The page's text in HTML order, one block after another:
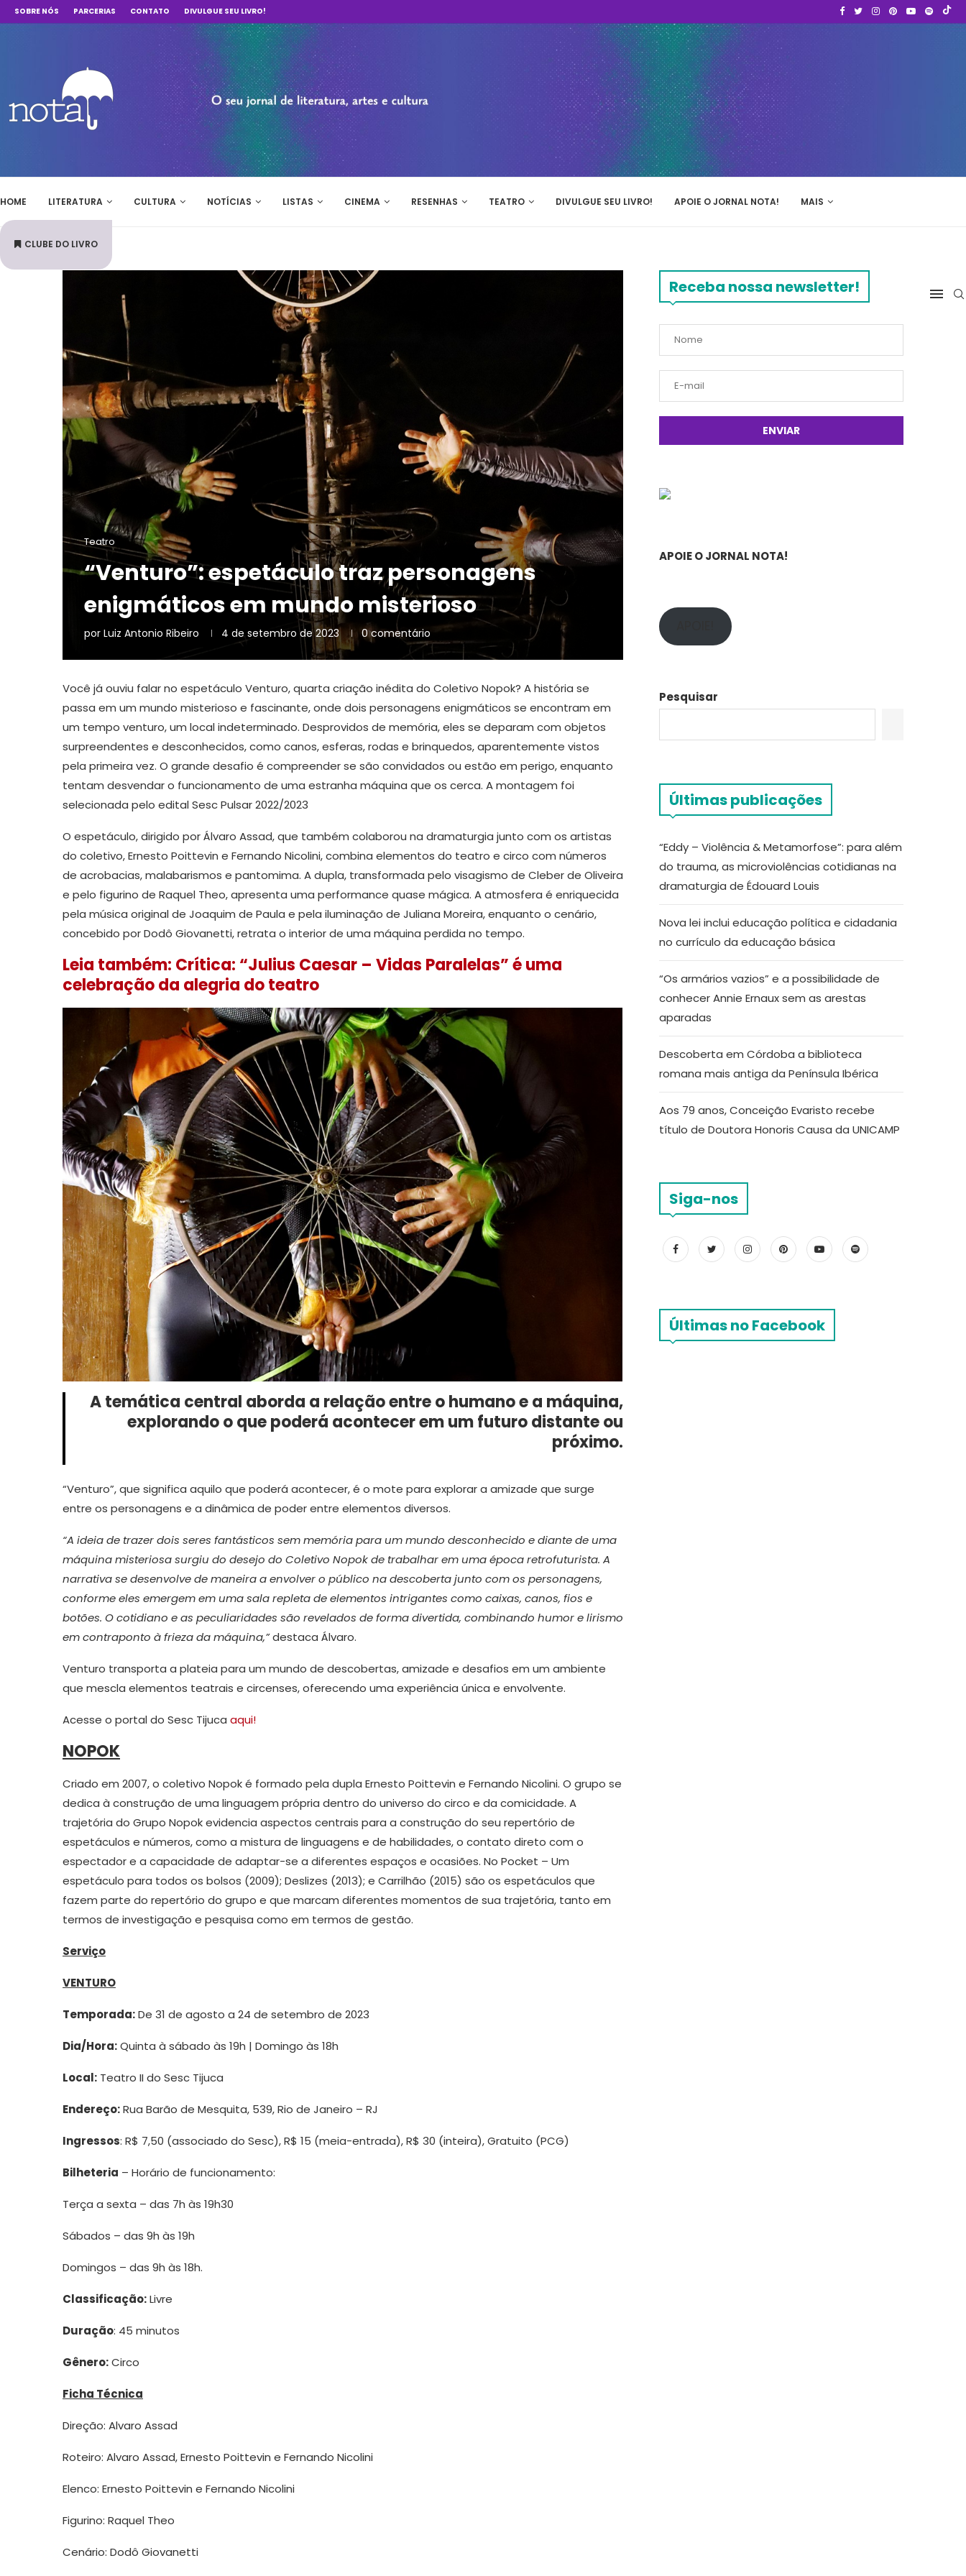
SOBRE NÓS PARCERIAS CONTATO DIVULGUE SEU LIVRO!
HOME LITERATURA CULTURA NOTÍCIAS LISTAS CINEMA RESENHAS TEATRO DIVULGUE SEU LIVRO! APOIE O JORNAL NOTA! MAIS
CLUBE DO LIVRO
Teatro
“Venturo”: espetáculo traz personagens
enigmáticos em mundo misterioso
por Luiz Antonio Ribeiro 4 de setembro de 2023 0 comentário
Você já ouviu falar no espetáculo Venturo, quarta criação inédita do Coletivo Nopok? A história se
passa em um mundo misterioso e fascinante, onde dois personagens enigmáticos se encontram em
um tempo venturo, um local indeterminado. Desprovidos de memória, eles se deparam com objetos
surpreendentes e desconhecidos, como canos, esferas, rodas e brinquedos, aparentemente vistos
pela primeira vez. O grande desafio é compreender se são convidados ou estão em perigo, enquanto
tentam desvendar o funcionamento de uma estranha máquina que os cerca. A montagem foi
selecionada pelo edital Sesc Pulsar 2022/2023
O espetáculo, dirigido por Álvaro Assad, que também colaborou na dramaturgia junto com os artistas
do coletivo, Ernesto Poittevin e Fernando Nicolini, combina elementos do teatro e circo com números
de acrobacias, malabarismos e pantomima. A dupla, transformada pelo visagismo de Cleber de Oliveira
e pelo figurino de Raquel Theo, apresenta uma performance quase mágica. A atmosfera é enriquecida
pela música original de Joaquim de Paula e pela iluminação de Juliana Moreira, enquanto o cenário,
concebido por Dodô Giovanetti, retrata o interior de uma máquina perdida no tempo.
Leia também: Crítica: “Julius Caesar – Vidas Paralelas” é uma
celebração da alegria do teatro
A temática central aborda a relação entre o humano e a máquina,
explorando o que poderá acontecer em um futuro distante ou
próximo.
“Venturo”, que significa aquilo que poderá acontecer, é o mote para explorar a amizade que surge
entre os personagens e a dinâmica de poder entre elementos diversos.
“A ideia de trazer dois seres fantásticos sem memória para um mundo desconhecido e diante de uma
máquina misteriosa surgiu do desejo do Coletivo Nopok de trabalhar em uma época retrofuturista. A
narrativa se desenvolve de maneira a envolver o público na descoberta junto com os personagens,
conforme eles emergem em uma sala repleta de elementos intrigantes como caixas, canos, fios e
botões. O cotidiano e as peculiaridades são revelados de forma divertida, combinando humor e lirismo
em contraponto à frieza da máquina,”destaca Álvaro.
Venturo transporta a plateia para um mundo de descobertas, amizade e desafios em um ambiente
que mescla elementos teatrais e circenses, oferecendo uma experiência única e envolvente.
Acesse o portal do Sesc Tijuca aqui!
NOPOK
Criado em 2007, o coletivo Nopok é formado pela dupla Ernesto Poittevin e Fernando Nicolini. O grupo se
dedica à construção de uma linguagem própria dentro do universo do circo e da comicidade. A
trajetória do Grupo Nopok evidencia aspectos centrais para a construção do seu repertório de
espetáculos e números, como a mistura de linguagens e de habilidades, o contato direto com o
espectador e a capacidade de adaptar-se a diferentes espaços e ocasiões. No Pocket – Um
espetáculo para todos os bolsos (2009); Deslizes (2013); e Carrilhão (2015) são os espetáculos que
fazem parte do repertório do grupo e que marcam diferentes momentos de sua trajetória, tanto em
termos de investigação e pesquisa como em termos de gestão.
Serviço
VENTURO
Temporada:De 31 de agosto a 24 de setembro de 2023
Dia/Hora:Quinta à sábado às 19h | Domingo às 18h
Local: Teatro II do Sesc Tijuca
Endereço:Rua Barão de Mesquita, 539, Rio de Janeiro – RJ
Ingressos: R$ 7,50 (associado do Sesc), R$ 15 (meia-entrada), R$ 30 (inteira), Gratuito (PCG)
Bilheteria – Horário de funcionamento:
Terça a sexta – das 7h às 19h30
Sábados – das 9h às 19h
Domingos – das 9h às 18h.
Classificação:Livre
Duração: 45 minutos
Gênero:Circo
Ficha Técnica
Direção: Alvaro Assad
Roteiro: Alvaro Assad, Ernesto Poittevin e Fernando Nicolini
Elenco: Ernesto Poittevin e Fernando Nicolini
Figurino: Raquel Theo
Cenário: Dodô Giovanetti
Receba nossa newsletter!
APOIE O JORNAL NOTA!
Pesquisar
Últimas publicações
“Eddy – Violência & Metamorfose”: para além
do trauma, as microviolências cotidianas na
dramaturgia de Édouard Louis
Nova lei inclui educação política e cidadania
no currículo da educação básica
“Os armários vazios” e a possibilidade de
conhecer Annie Ernaux sem as arestas
aparadas
Descoberta em Córdoba a biblioteca
romana mais antiga da Península Ibérica
Aos 79 anos, Conceição Evaristo recebe
título de Doutora Honoris Causa da UNICAMP
Siga-nos
Últimas no Facebook